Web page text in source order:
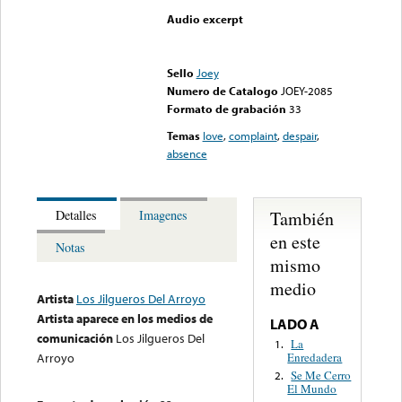
Audio excerpt
Sello Joey
Numero de Catalogo JOEY-2085
Formato de grabación 33
Temas love,complaint,despair,
absence
Detalles
Imagenes
Notas
Artista Los Jilgueros Del Arroyo
Artista aparece en los medios de
comunicación Los Jilgueros Del
Arroyo
También
en este
mismo
medio
LADO A
1. La
Enredadera
2. Se Me Cerro
El Mundo